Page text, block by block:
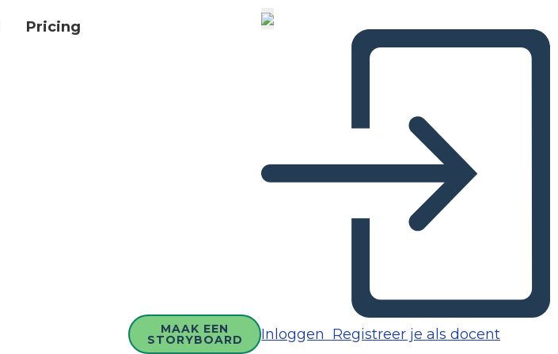
Pricing
MAAK EEN
STORYBOARD Inloggen Registreer je als docent